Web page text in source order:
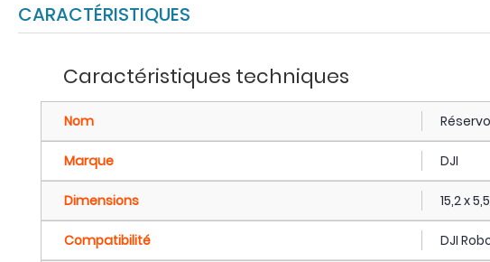
CARACTÉRISTIQUES
Caractéristiques techniques
Nom
Marque DJI
Dimensions 15,2 x
Compatibilité DJI